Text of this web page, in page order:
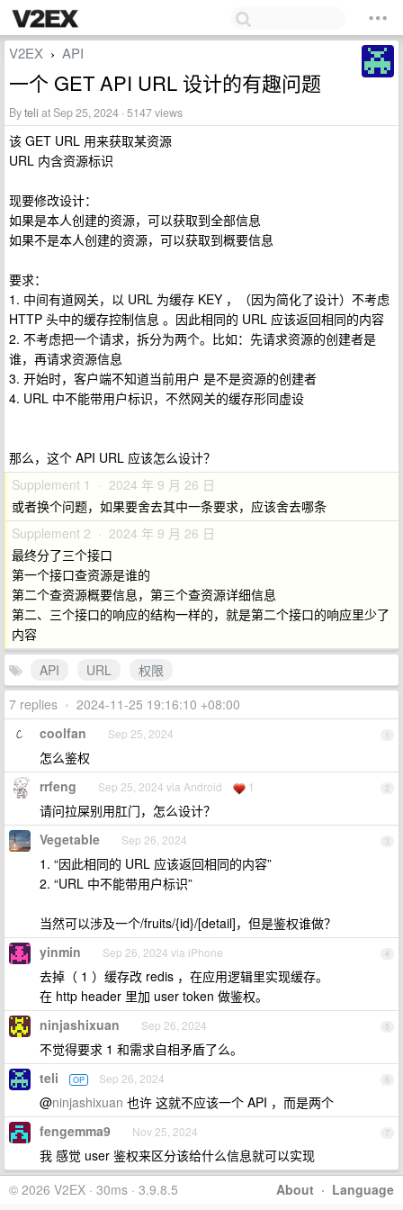
V2EX › API
一个 GET API URL 设计的有趣问题
Byteli at Sep 25, 2024 · 5147 views
该 GET URL 用来获取某资源
URL 内含资源标识
现要修改设计：
如果是本人创建的资源，可以获取到全部信息
如果不是本人创建的资源，可以获取到概要信息
要求：
1. 中间有道网关，以 URL 为缓存 KEY ，（因为简化了设计）不考虑
HTTP 头中的缓存控制信息 。因此相同的 URL 应该返回相同的内容
2. 不考虑把一个请求，拆分为两个。比如：先请求资源的创建者是
谁，再请求资源信息
3. 开始时，客户端不知道当前用户 是不是资源的创建者
4. URL 中不能带用户标识，不然网关的缓存形同虚设
那么，这个 API URL 应该怎么设计？
Supplement 1 · 2024 年 9 月 26 日
或者换个问题，如果要舍去其中一条要求，应该舍去哪条
Supplement 2 · 2024 年 9 月 26 日
最终分了三个接口
第一个接口查资源是谁的
第二个查资源概要信息，第三个查资源详细信息
第二、三个接口的响应的结构一样的，就是第二个接口的响应里少了
内容
API
URL
权限
7 replies • 2024-11-25 19:16:10 +08:00
1
coolfan Sep 25, 2024
怎么鉴权
2
rrfeng Sep 25, 2024 via Android 1
请问拉屎别用肛门，怎么设计？
3
Vegetable Sep 26, 2024
1. “因此相同的 URL 应该返回相同的内容”
2. “URL 中不能带用户标识”
当然可以涉及一个/fruits/{id}/[detail]，但是鉴权谁做？
4
yinmin Sep 26, 2024 via iPhone
去掉（ 1 ）缓存改 redis ，在应用逻辑里实现缓存。
在 http header 里加 user token 做鉴权。
5
ninjashixuan Sep 26, 2024
不觉得要求 1 和需求自相矛盾了么。
6
teli OP Sep 26, 2024
@ninjashixuan 也许 这就不应该一个 API ，而是两个
7
fengemma9 Nov 25, 2024
我 感觉 user 鉴权来区分该给什么信息就可以实现
About · Language
© 2026 V2EX · 30ms · 3.9.8.5